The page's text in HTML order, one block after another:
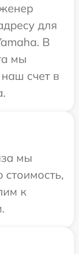
для
В
мы
счет в
мы
стоимость,
к